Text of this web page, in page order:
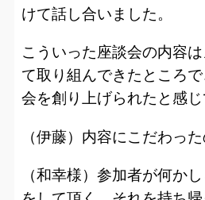
けて話し合いました。
こういった座談会の内容
て取り組んできたところ
会を創り上げられたと感じ
（伊藤）内容にこだわっ
（和幸様）参加者が何か